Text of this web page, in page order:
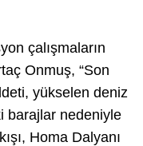
çalışmaların
Onmuş, “Son
yükselen deniz
barajlar nedeniyle
Homa Dalyanı